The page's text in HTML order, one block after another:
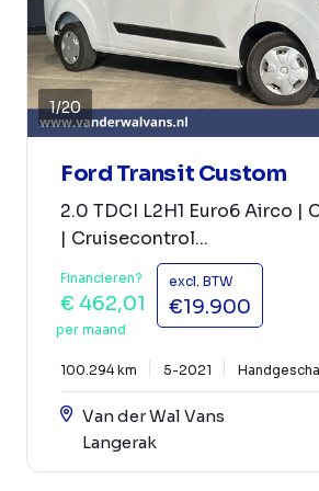
1/20
Ford Transit Custom
2.0 TDCI L2H1 Euro6 Airco |
| Cruisecontrol...
Financieren?
€ 462,01
per maand
excl. BTW
€19.900
100.294 km 5-2021
Van der Wal Vans
Langerak